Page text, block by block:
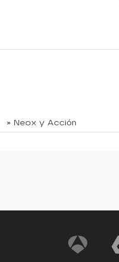
» Neox y Acción